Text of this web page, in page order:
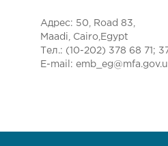
Адрес: 50, Road 83,
Maadi, Cairo,Egypt
Тел.: (10-202) 378 68 71;
E-mail: